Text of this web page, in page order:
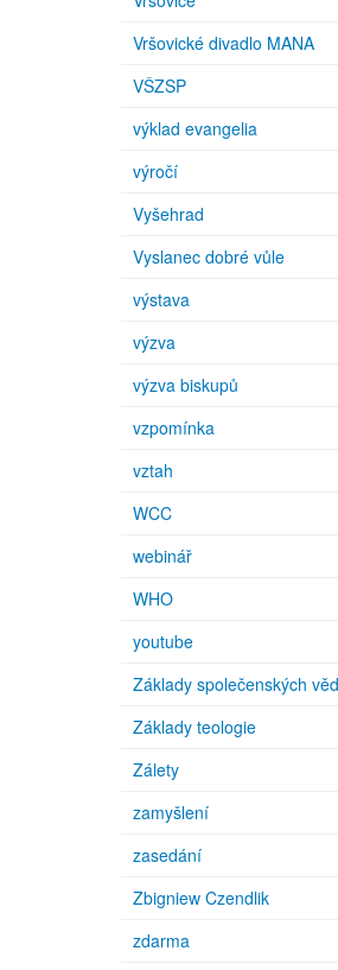
Vršovické divadlo MANA
VŠZSP
výklad evangelia
výročí
Vyšehrad
Vyslanec dobré vůle
výstava
výzva
výzva biskupů
vzpomínka
vztah
WCC
webinář
WHO
youtube
Základy společenských věd
Základy teologie
Zálety
zamyšlení
zasedání
Zbigniew Czendlik
zdarma